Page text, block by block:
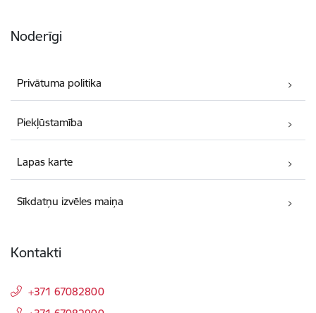
Noderīgi
Privātuma politika
Piekļūstamība
Lapas karte
Sīkdatņu izvēles maiņa
Kontakti
+371 67082800